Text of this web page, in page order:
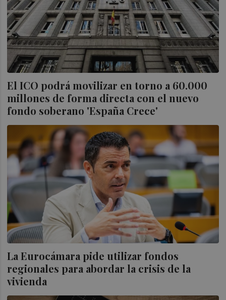
El ICO podrá movilizar en torno a 60.000
millones de forma directa con el nuevo
fondo soberano 'España Crece'
La Eurocámara pide utilizar fondos
regionales para abordar la crisis de la
vivienda